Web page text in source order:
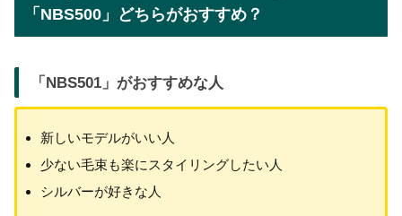
「NBS500」どちらがおすすめ？
「 NBS501 」がおすすめな人
新しいモデルがいい人
少ない毛束も楽にスタイリングしたい人
シルバーが好きな人